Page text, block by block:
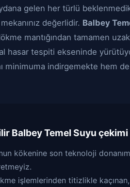
gelen her türlü
değerlidir. Balbey
mantığından tamamen
hasar tespiti ekseninde
minimuma indirgemekte hem
Balbey Temel Suyu çekimi
kökenine son teknoloji
işlemlerinden titizlikle